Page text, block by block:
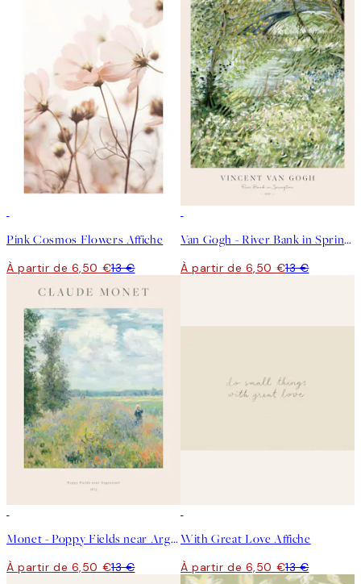
Pink Cosmos Flowers Affiche
À partir de 6,50 €13 €
Van Gogh - River Bank in Springtime Affiche
À partir de 6,50 €13 €
Monet - Poppy Fields near Argenteuil Affiche
À partir de 6,50 €13 €
With Great Love Affiche
À partir de 6,50 €13 €